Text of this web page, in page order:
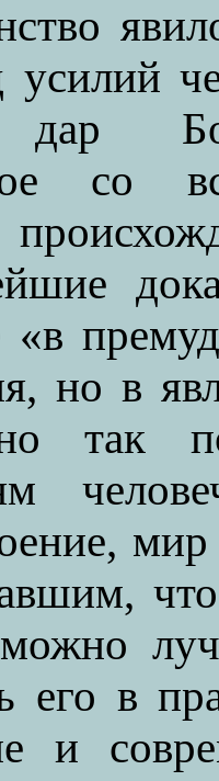
дар
со
«в
но в
так
его в
и